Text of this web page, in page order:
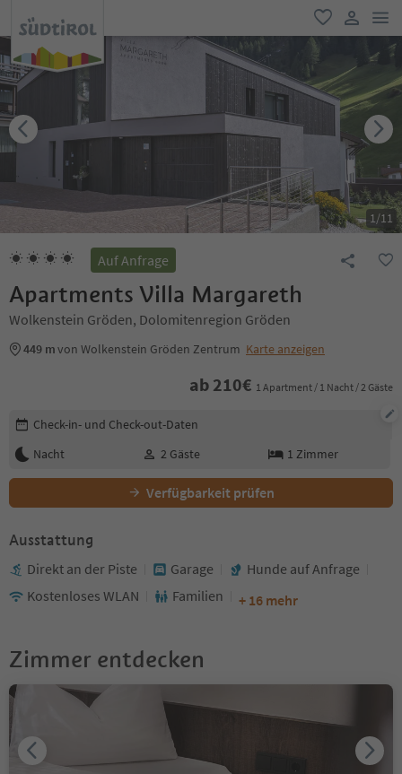
favorit
user link
1/11
Auf Anfrage
Apartments Villa Margareth
Wolkenstein Gröden, Dolomitenregion Gröden
449 mvon Wolkenstein Gröden Zentrum Karte anzeigen
ab 210€ 1 Apartment / 1 Nacht / 2 Gäste
Buchungsdetails bearbeiten
Check-in- und Check-out-Daten
Nacht
2 Gäste 1 Zimmer
Verfügbarkeit prüfen
Ausstattung
Direkt an der Piste Garage
Hunde auf Anfrage
Kostenloses WLAN
Familien + 16 mehr
Zimmer entdecken